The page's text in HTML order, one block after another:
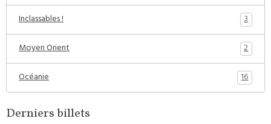
Inclassables !
3
Moyen Orient
2
Océanie
16
Derniers billets